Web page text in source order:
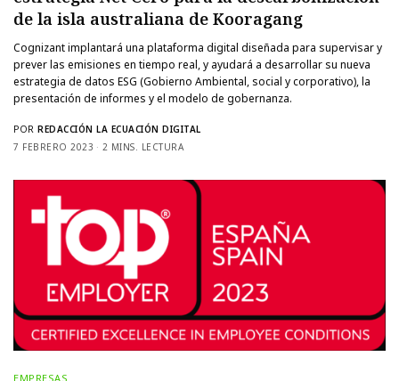
de la isla australiana de Kooragang
Cognizant implantará una plataforma digital diseñada para supervisar y
prever las emisiones en tiempo real, y ayudará a desarrollar su nueva
estrategia de datos ESG (Gobierno Ambiental, social y corporativo), la
presentación de informes y el modelo de gobernanza.
POR REDACCIÓN LA ECUACIÓN DIGITAL
7 FEBRERO 2023
2 MINS. LECTURA
EMPRESAS